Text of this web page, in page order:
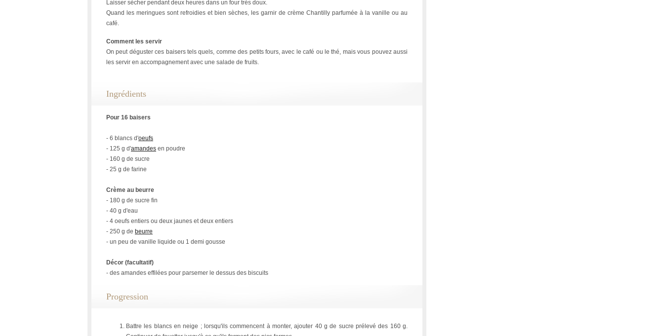
Laisser sécher pendant deux heures dans un four très doux.
Quand les meringues sont refroidies et bien sèches, les garnir de crème Chantilly parfumée à la vanille ou au
café.
Comment les servir
On peut déguster ces baisers tels quels, comme des petits fours, avec le café ou le thé, mais vous pouvez aussi
les servir en accompagnement avec une salade de fruits.
Ingrédients
Pour 16 baisers
- 6 blancs d'oeufs
- 125 g d'amandes en poudre
- 160 g de sucre
- 25 g de farine
Crème au beurre
- 180 g de sucre fin
- 40 g d'eau
- 4 oeufs entiers ou deux jaunes et deux entiers
- 250 g de beurre
- un peu de vanille liquide ou 1 demi gousse
Décor (facultatif)
- des amandes effilées pour parsemer le dessus des biscuits
Progression
Battre les blancs en neige ; lorsqu'ils commencent à monter, ajouter 40 g de sucre prélevé des 160 g.